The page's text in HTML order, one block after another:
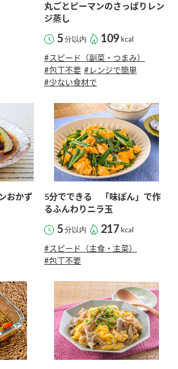
ぽん酢
鍋用調味料
たれ
中華
レモン果汁
おすしの素
素 米飯用調味液
Fibee
イト
サイト トップ
いて
化センター（アーカイブ）
ツカンミュージアム）
した
丸ごとピーマンのさっぱりレン
ジ蒸し
5分以内 109 kcal
#スピード（副菜・つまみ）
#包丁不要 #レンジで簡単
#少ない食材で
おかず
5分でできる 「味ぽん」で作
るふんわりニラ玉
5分以内 217 kcal
#スピード（主食・主菜）
#包丁不要